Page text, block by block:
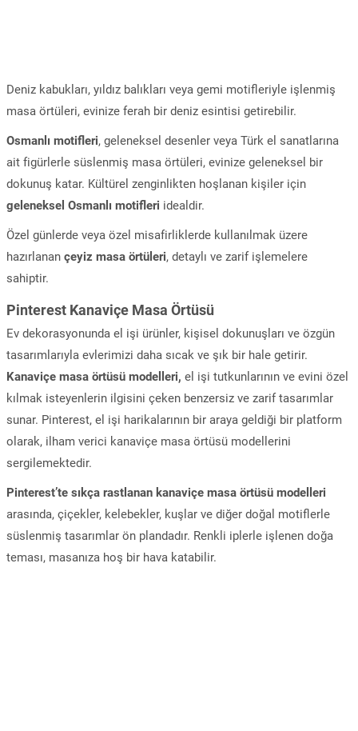
Deniz kabukları, yıldız balıkları veya gemi motifleriyle işlenmiş
masa örtüleri, evinize ferah bir deniz esintisi getirebilir.
Osmanlı motifleri, geleneksel desenler veya Türk el sanatlarına
ait figürlerle süslenmiş masa örtüleri, evinize geleneksel bir
dokunuş katar. Kültürel zenginlikten hoşlanan kişiler için
geleneksel Osmanlı motifleri idealdir.
Özel günlerde veya özel misafirliklerde kullanılmak üzere
hazırlanan çeyiz masa örtüleri, detaylı ve zarif işlemelere
sahiptir.
Pinterest Kanaviçe Masa Örtüsü
Ev dekorasyonunda el işi ürünler, kişisel dokunuşları ve özgün
tasarımlarıyla evlerimizi daha sıcak ve şık bir hale getirir.
Kanaviçe masa örtüsü modelleri, el işi tutkunlarının ve evini özel
kılmak isteyenlerin ilgisini çeken benzersiz ve zarif tasarımlar
sunar. Pinterest, el işi harikalarının bir araya geldiği bir platform
olarak, ilham verici kanaviçe masa örtüsü modellerini
sergilemektedir.
Pinterest’te sıkça rastlanan kanaviçe masa örtüsü modelleri
arasında, çiçekler, kelebekler, kuşlar ve diğer doğal motiflerle
süslenmiş tasarımlar ön plandadır. Renkli iplerle işlenen doğa
teması, masanıza hoş bir hava katabilir.